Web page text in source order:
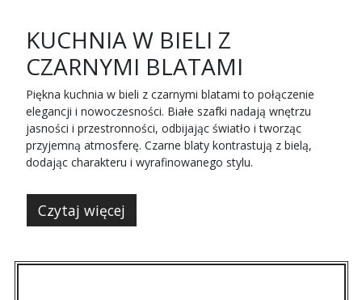
KUCHNIA W BIELI Z
CZARNYMI BLATAMI
Piękna kuchnia w bieli z czarnymi blatami to połączenie
elegancji i nowoczesności. Białe szafki nadają wnętrzu
jasności i przestronności, odbijając światło i tworząc
przyjemną atmosferę. Czarne blaty kontrastują z bielą,
dodając charakteru i wyrafinowanego stylu.
Czytaj więcej